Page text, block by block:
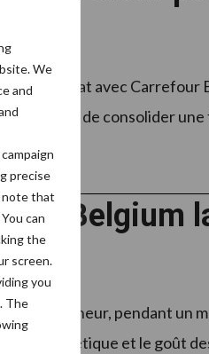
We
and
precise
note that
can
the
screen.
you
The
partenariat avec Carrefour
permet de consolider une
Belgium
à l’honneur, pendant un
l’esthétique et le goût